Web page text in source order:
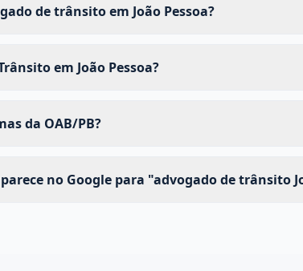
de trânsito em João Pessoa?
em João Pessoa?
da OAB/PB?
no Google para "advogado de trânsito